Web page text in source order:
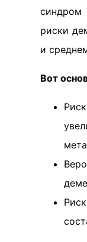
синдром
риски
и
Вот